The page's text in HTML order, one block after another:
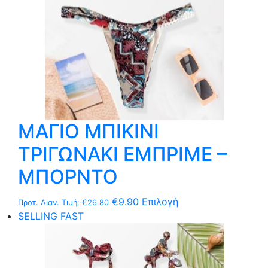
του
ΜΑΓΙΟ ΜΠΙΚΙΝΙ
ΤΡΙΓΩΝΑΚΙ ΕΜΠΡΙΜΕ –
ΜΠΟΡΝΤΟ
Προτ. Λιαν. Τιμή: €26.80 €9.90 ΕπιλογήΑυτό
προϊόν
έχει
πολλαπλές
SELLING FAST